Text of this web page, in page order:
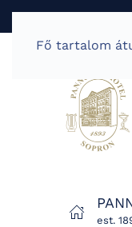
Fő tartalom
Pannonia
est.